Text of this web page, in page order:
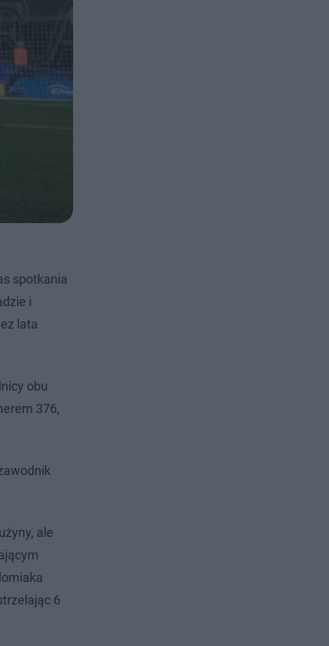
spotkania
i
lata
obu
376,
ale
6